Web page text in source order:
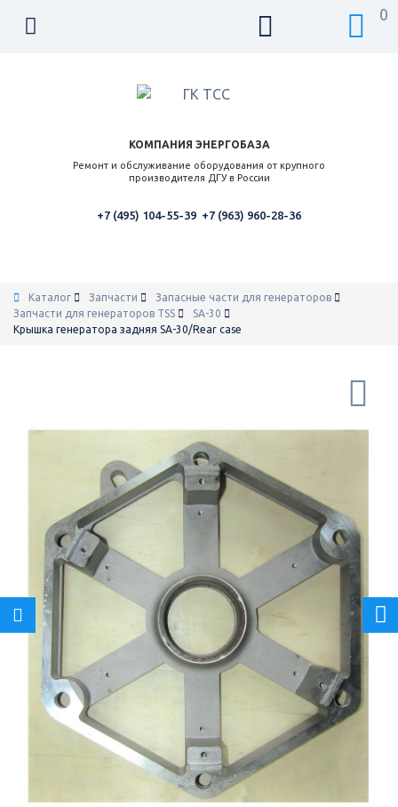
КОМПАНИЯ ЭНЕРГОБАЗА
Ремонт и обслуживание оборудования от крупного
производителя ДГУ в России
0
+7 (495) 104-55-39 +7 (963) 960-28-36
Каталог Запчасти
Запасные части для генераторов
Запчасти для генераторов TSS
SA-30
Крышка генератора задняя SA-30/Rear case